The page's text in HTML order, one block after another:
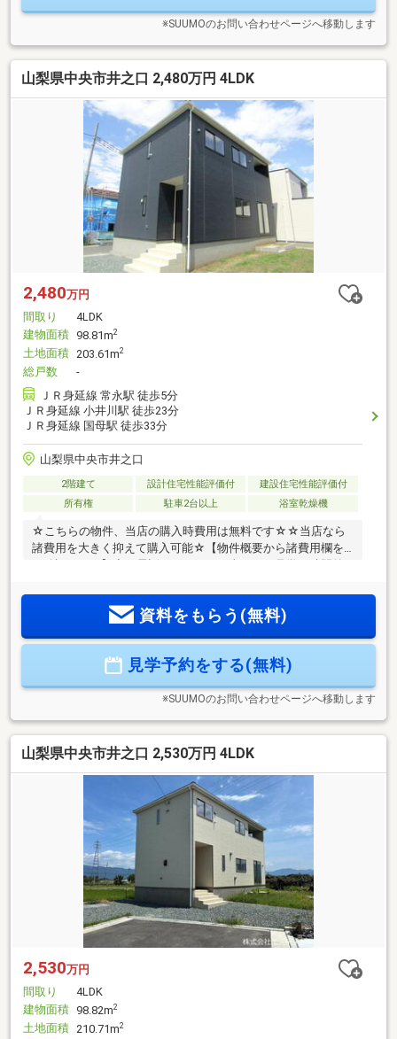
※SUUMOのお問い合わせページへ移動します
山梨県中央市井之口 2,480万円 4LDK
2,480万円
間取り
4LDK
建物面積 98.81m2
土地面積 203.61m2
総戸数
-
ＪＲ身延線 常永駅 徒歩5分
ＪＲ身延線 小井川駅 徒歩23分
ＪＲ身延線 国母駅 徒歩33分
山梨県中央市井之口
2階建て 設計住宅性能評価付
建設住宅性能評価付
所有権
駐車2台以上 浴室乾燥機
☆こちらの物件、当店の購入時費用は無料です☆☆当店なら
諸費用を大きく抑えて購入可能☆【物件概要から諸費用欄を
長く安心して暮らせる住まい!! ■フラット３５Ｓ（１０年金利
優遇）利用可能■住宅ローン減税13年間 控除率0.7%■耐震等
を兼ね備えた住宅お気軽にご連絡下さいませ！●住宅ローンの
ご相談も受付中【＆Life】055－288-1408
資料をもらう(無料)
見学予約をする(無料)
※SUUMOのお問い合わせページへ移動します
山梨県中央市井之口 2,530万円 4LDK
2,530万円
間取り
4LDK
建物面積 98.82m2
土地面積 210.71m2